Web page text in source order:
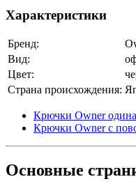
Характеристики
Бренд:
Вид:
Цвет:
Страна происхождения:
Крючки Owner
Крючки Owner с
Основные